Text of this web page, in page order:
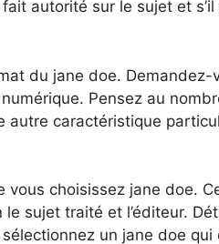
autorité sur le sujet et
du jane doe. Demandez-
Pensez au
caractéristique
choisissez jane doe.
sujet traité et l’éditeur.
un jane doe qui